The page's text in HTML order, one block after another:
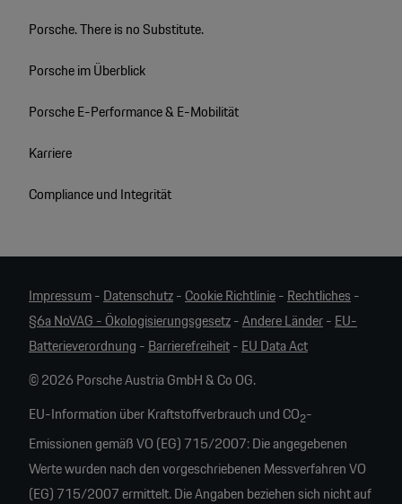
Porsche. There is no Substitute.
Porsche im Überblick
Porsche E-Performance & E-Mobilität
Karriere
Compliance und Integrität
Impressum- Datenschutz- Cookie Richtlinie- Rechtliches -
§6a NoVAG - Ökologisierungsgesetz-Andere Länder- EU-
Batterieverordnung - Barrierefreiheit- EU Data Act
© 2026 Porsche Austria GmbH & Co OG.
EU-Information über Kraftstoffverbrauch und CO2-
Emissionen gemäß VO (EG) 715/2007: Die angegebenen
Werte wurden nach den vorgeschriebenen Messverfahren VO
(EG) 715/2007 ermittelt. Die Angaben beziehen sich nicht auf